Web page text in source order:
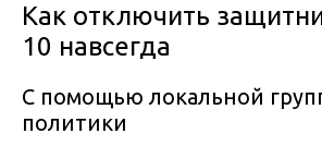
Как отключить
10 навсегда
С помощью локальной
политики